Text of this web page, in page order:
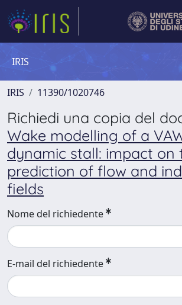
IRIS
IRIS 11390/1020746
Richiedi una copia del
Wake modelling of a
dynamic stall: impact on
prediction of flow and
fields
Nome del richiedente
E-mail del richiedente